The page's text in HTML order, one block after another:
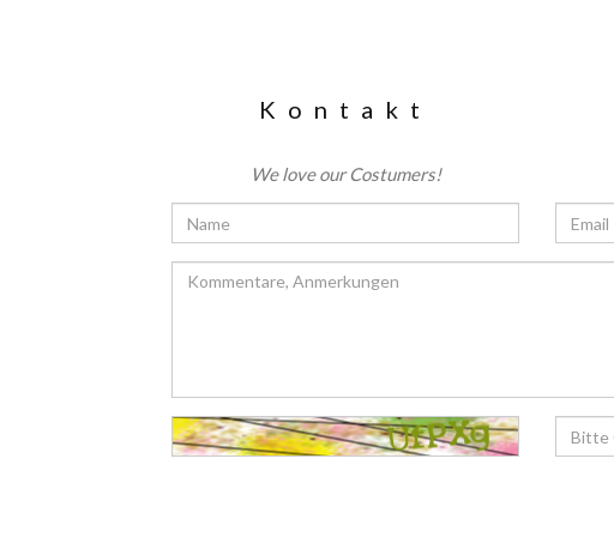
Kontakt
We love our Costumers!